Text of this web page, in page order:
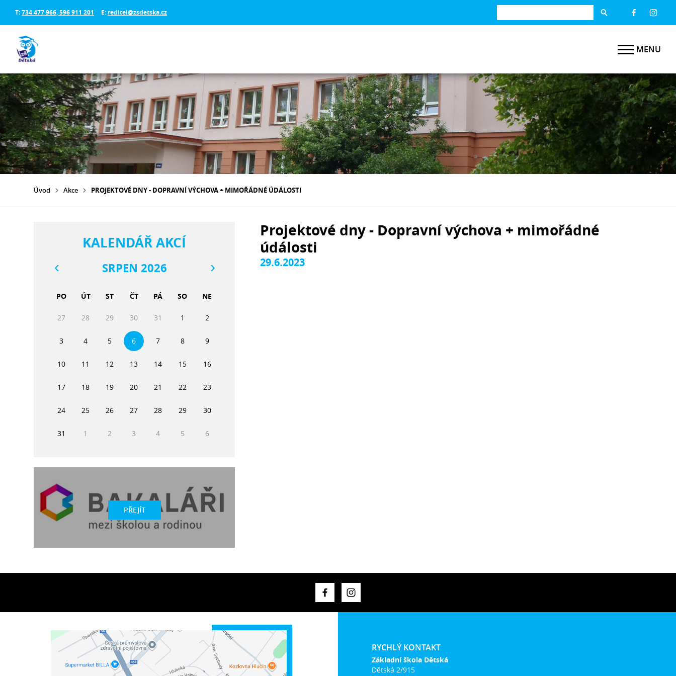
T:734 477 966, 596 911 201 E: reditel@zsdetska.cz
Úvod Akce PROJEKTOVÉ DNY - DOPRAVNÍ VÝCHOVA + MIMOŘÁDNÉ ÚDÁLOSTI
Projektové dny - Dopravní výchova + mimořádné
údálosti
29.6.2023
KALENDÁŘ AKCÍ
SRPEN 2026
PO ÚT ST ČT PÁ SO NE
27 28 29 30 31 1 2
3 4 5 6 7 8 9
10 11 12 13 14 15 16
17 18 19 20 21 22 23
24 25 26 27 28 29 30
31 1 2 3 4 5 6
PŘEJÍT
RYCHLÝ KONTAKT
Základní škola Dětská
Dětská 2/915